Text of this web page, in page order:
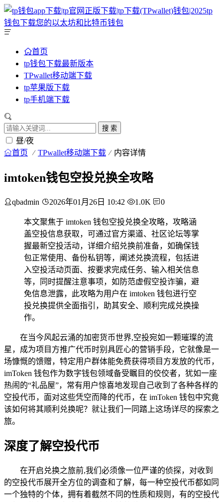
首页
tp钱包下载最新版本
TPwallet移动端下载
tp苹果版下载
tp手机端下载
搜 索
昼/夜
首页 TPwallet移动端下载 内容详情
imtoken钱包空投兑换全攻略
qbadmin 2026年01月26日 10:42 1.0K 0
本文聚焦于 imtoken 钱包空投兑换全攻略，攻略涵
盖空投信息获取，可通过官方渠道、社区论坛等掌
握最新空投活动，详细介绍兑换前准备，如确保钱
包正常使用、备份私钥等，阐述兑换流程，包括进
入空投活动页面、按要求完成任务、输入相关信息
等，同时提醒注意事项，如防范虚假空投诈骗，避
免信息泄露，此攻略为用户在 imtoken 钱包进行空
投兑换提供全面指引，助其安全、顺利完成兑换操
作。
在当今风起云涌的加密货币世界,空投宛如一颗璀璨的流
星，成为项目方推广代币时别具匠心的营销手段，它就像是一
场慷慨的馈赠，特定用户群体能免费获得项目方发放的代币，
imToken 钱包作为数字钱包领域备受瞩目的佼佼者，犹如一座
热闹的“礼品屋”，常有用户惊喜地发现自己收到了各种各样的
空投代币，面对这些凭空而降的代币，在 imToken 钱包中究竟
该如何将其顺利兑换呢？就让我们一同踏上这场详尽的探索之
旅。
深度了解空投代币
在开启兑换之旅前,我们必须像一位严谨的侦探，对收到
的空投代币展开全方位的调查和了解，每一种空投代币都如同
一个独特的个体，拥有着截然不同的性质和规则，有的空投代